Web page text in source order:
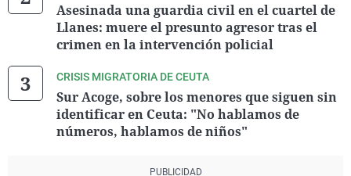
Asesinada una guardia civil en el cuartel de
Llanes: muere el presunto agresor tras el
crimen en la intervención policial
CRISIS MIGRATORIA DE CEUTA
Sur Acoge, sobre los menores que siguen sin
identificar en Ceuta: "No hablamos de
números, hablamos de niños"